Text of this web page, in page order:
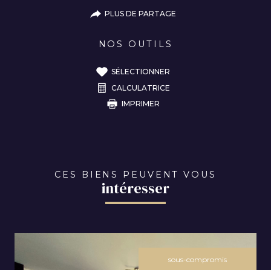
PLUS DE PARTAGE
NOS OUTILS
SÉLECTIONNER
CALCULATRICE
IMPRIMER
CES BIENS PEUVENT VOUS
intéresser
sous-compromis